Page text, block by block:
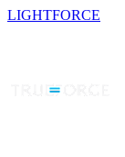
LIGHTFORCE